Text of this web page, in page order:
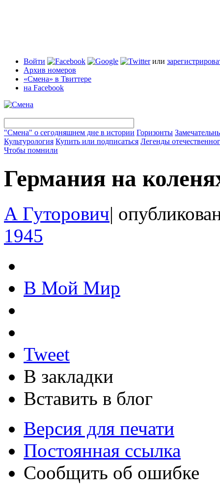
Войти или
Архив номеров
«Смена» в Твиттере
на Facebook
"Смена" о сегодняшнем дне в истории Горизонты
Культурология Купить или подписаться Легенды
Чтобы помнили
Германия на
А Гуторович|
1945
В Мой Мир
Tweet
В закладки
Вставить в блог
Версия для печати
Постоянная ссылка
Сообщить об ошибке